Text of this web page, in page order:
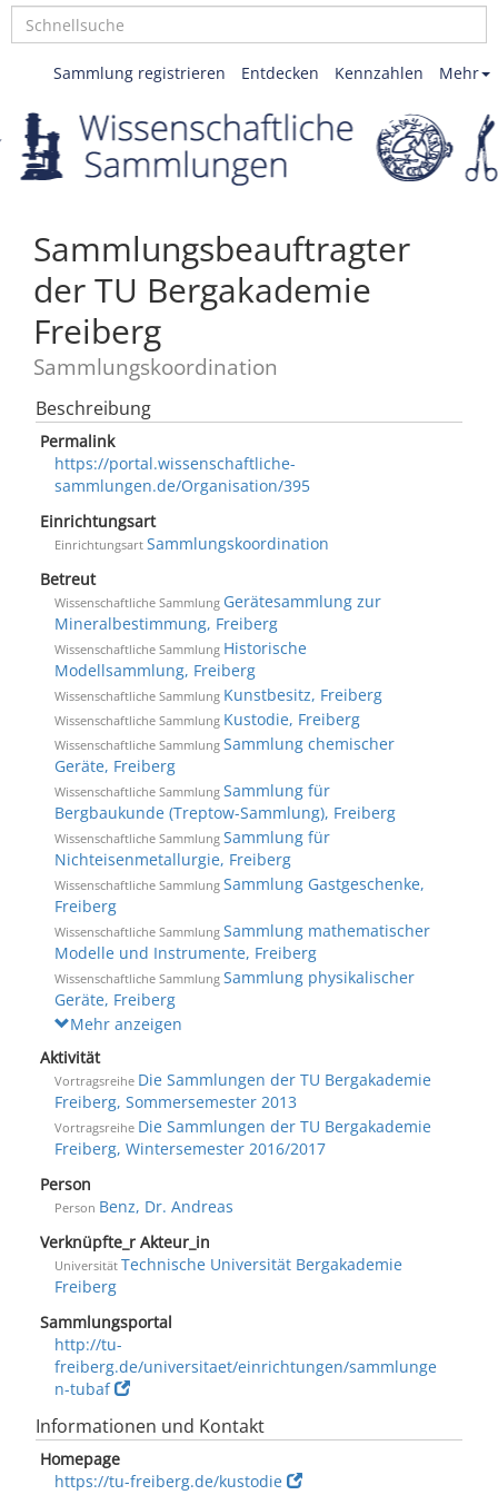
Mehr
Kennzahlen
Entdecken
Sammlung registrieren
Sammlungsbeauftragter
der TU Bergakademie
Freiberg
Sammlungskoordination
Beschreibung
Permalink
https://portal.wissenschaftliche-
sammlungen.de/Organisation/395
Einrichtungsart
Einrichtungsart Sammlungskoordination
Betreut
Wissenschaftliche Sammlung Gerätesammlung zur
Mineralbestimmung, Freiberg
Wissenschaftliche Sammlung Historische
Modellsammlung, Freiberg
Wissenschaftliche Sammlung Kunstbesitz, Freiberg
Wissenschaftliche Sammlung Kustodie, Freiberg
Wissenschaftliche Sammlung Sammlung chemischer
Geräte, Freiberg
Wissenschaftliche Sammlung Sammlung für
Bergbaukunde (Treptow-Sammlung), Freiberg
Wissenschaftliche Sammlung Sammlung für
Nichteisenmetallurgie, Freiberg
Wissenschaftliche Sammlung Sammlung Gastgeschenke,
Freiberg
Wissenschaftliche Sammlung Sammlung mathematischer
Modelle und Instrumente, Freiberg
Wissenschaftliche Sammlung Sammlung physikalischer
Geräte, Freiberg
Mehr anzeigen
Aktivität
Vortragsreihe Die Sammlungen der TU Bergakademie
Freiberg, Sommersemester 2013
Vortragsreihe Die Sammlungen der TU Bergakademie
Freiberg, Wintersemester 2016/2017
Person
Person Benz, Dr. Andreas
Verknüpfte_r Akteur_in
Universität Technische Universität Bergakademie
Freiberg
Sammlungsportal
http://tu-
freiberg.de/universitaet/einrichtungen/sammlunge
n-tubaf
Informationen und Kontakt
Homepage
https://tu-freiberg.de/kustodie